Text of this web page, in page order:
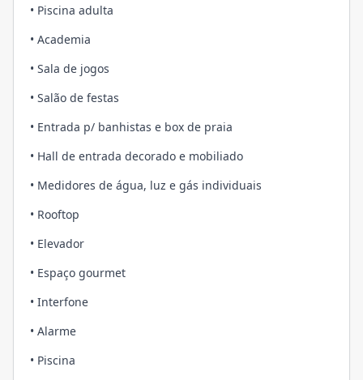
• Piscina adulta
• Academia
• Sala de jogos
• Salão de festas
• Entrada p/ banhistas e box de praia
• Hall de entrada decorado e mobiliado
• Medidores de água, luz e gás individuais
• Rooftop
• Elevador
• Espaço gourmet
• Interfone
• Alarme
• Piscina